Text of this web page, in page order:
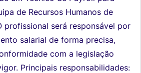
de Recursos Humanos de
profissional será responsável por
salarial de forma precisa,
com a legislação
Principais responsabilidades: